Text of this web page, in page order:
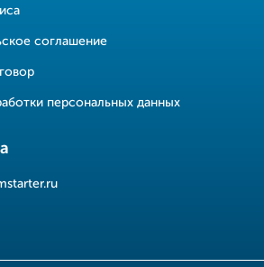
соглашение
персональных данных